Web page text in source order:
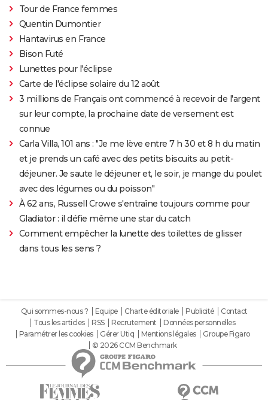
Tour de France femmes
Quentin Dumontier
Hantavirus en France
Bison Futé
Lunettes pour l'éclipse
Carte de l'éclipse solaire du 12 août
3 millions de Français ont commencé à recevoir de l'argent
sur leur compte, la prochaine date de versement est
connue
Carla Villa, 101 ans : "Je me lève entre 7 h 30 et 8 h du matin
et je prends un café avec des petits biscuits au petit-
déjeuner. Je saute le déjeuner et, le soir, je mange du poulet
avec des légumes ou du poisson"
À 62 ans, Russell Crowe s'entraîne toujours comme pour
Gladiator : il défie même une star du catch
Comment empêcher la lunette des toilettes de glisser
dans tous les sens ?
Qui sommes-nous ? Equipe Charte éditoriale Publicité
Contact
Tous les articles
RSS Recrutement
Données personnelles
Paramétrer les cookies
Gérer Utiq Mentions légales
Groupe Figaro
© 2026 CCM Benchmark